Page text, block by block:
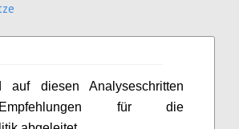
auf diesen Analyseschritten
für die